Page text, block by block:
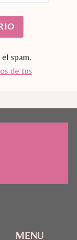
spam.
de tus
MENU